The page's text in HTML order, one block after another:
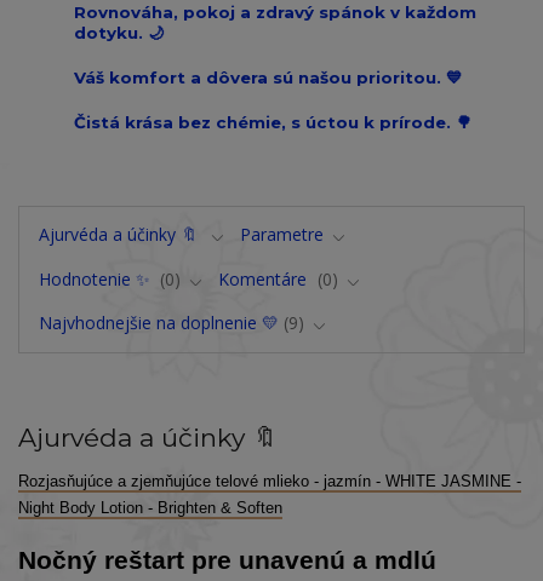
Rovnováha, pokoj a zdravý spánok v každom
dotyku. 🌙
Váš komfort a dôvera sú našou prioritou. 💙
Čistá krása bez chémie, s úctou k prírode. 🌳
Ajurvéda a účinky 🔖
Parametre
Hodnotenie ✨
0 Komentáre
0
Najvhodnejšie na doplnenie 💛 9
Ajurvéda a účinky 🔖
Rozjasňujúce a zjemňujúce telové mlieko - jazmín - WHITE JASMINE -
Night Body Lotion - Brighten & Soften
Nočný reštart pre unavenú a mdlú